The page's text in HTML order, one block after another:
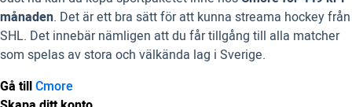
månaden. Det är ett bra sätt för att kunna streama hockey från
SHL. Det innebär nämligen att du får tillgång till alla matcher
som spelas av stora och välkända lag i Sverige.
Gå tillCmore